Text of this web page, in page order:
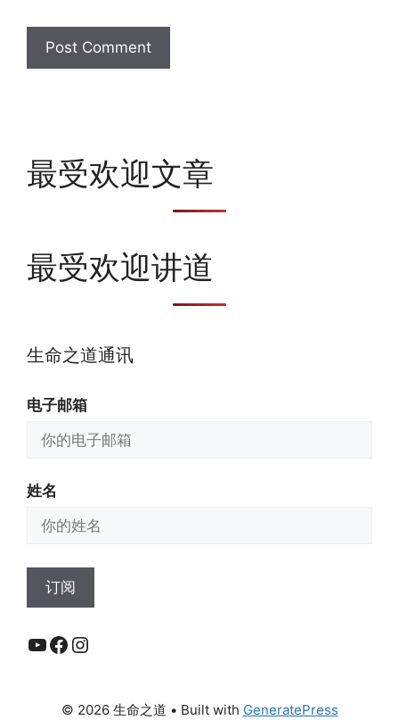
最受欢迎文章
最受欢迎讲道
生命之道通讯
电子邮箱
姓名
YouTube
Facebook
Instagram
© 2026 生命之道 • Built with GeneratePress